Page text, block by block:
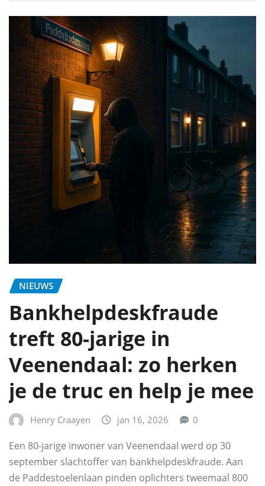
NIEUWS
Bankhelpdeskfraude
treft 80-jarige in
Veenendaal: zo herken
je de truc en help je mee
Henry Craayen jan 16, 2026 0
Een 80-jarige inwoner van Veenendaal werd op 30
september slachtoffer van bankhelpdeskfraude. Aan
de Paddestoelenlaan pinden oplichters tweemaal 800